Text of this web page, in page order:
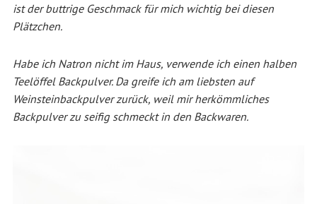
ist der buttrige Geschmack für mich wichtig bei diesen
Plätzchen.
Habe ich Natron nicht im Haus, verwende ich einen halben
Teelöffel Backpulver. Da greife ich am liebsten auf
Weinsteinbackpulver zurück, weil mir herkömmliches
Backpulver zu seifig schmeckt in den Backwaren.